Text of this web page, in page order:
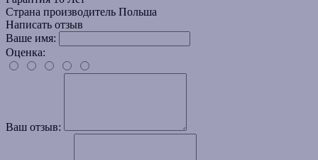
Страна производитель Польша
Написать отзыв
Ваше имя:
Оценка:
Ваш отзыв: